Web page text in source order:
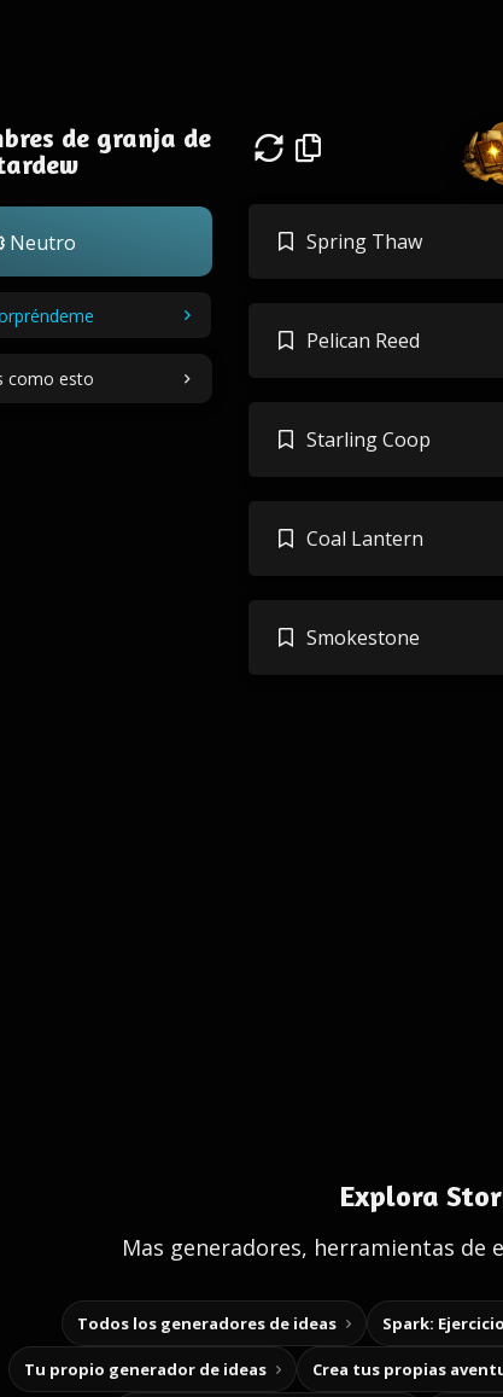
de granja de
Neutro
como esto
Spring Thaw
Pelican Reed
Starling Coop
Coal Lantern
Smokestone
Explora
Mas generadores, herramientas de
Todos los generadores de ideas Spark:
Tu propio generador de ideas